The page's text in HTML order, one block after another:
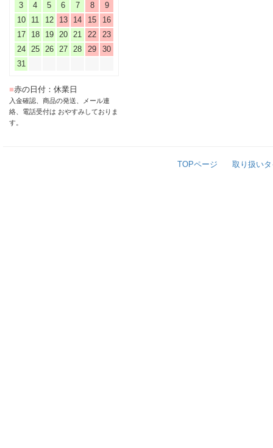
3
4 5 6 7 8
9
10
11 12 13 14 15
16
17
18 19 20 21 22
23
24
25 26 27 28 29
30
31
■赤の日付：休業日
入金確認、商品の発送、メール連
絡、電話受付は おやすみしておりま
す。
TOPページ 取り扱い